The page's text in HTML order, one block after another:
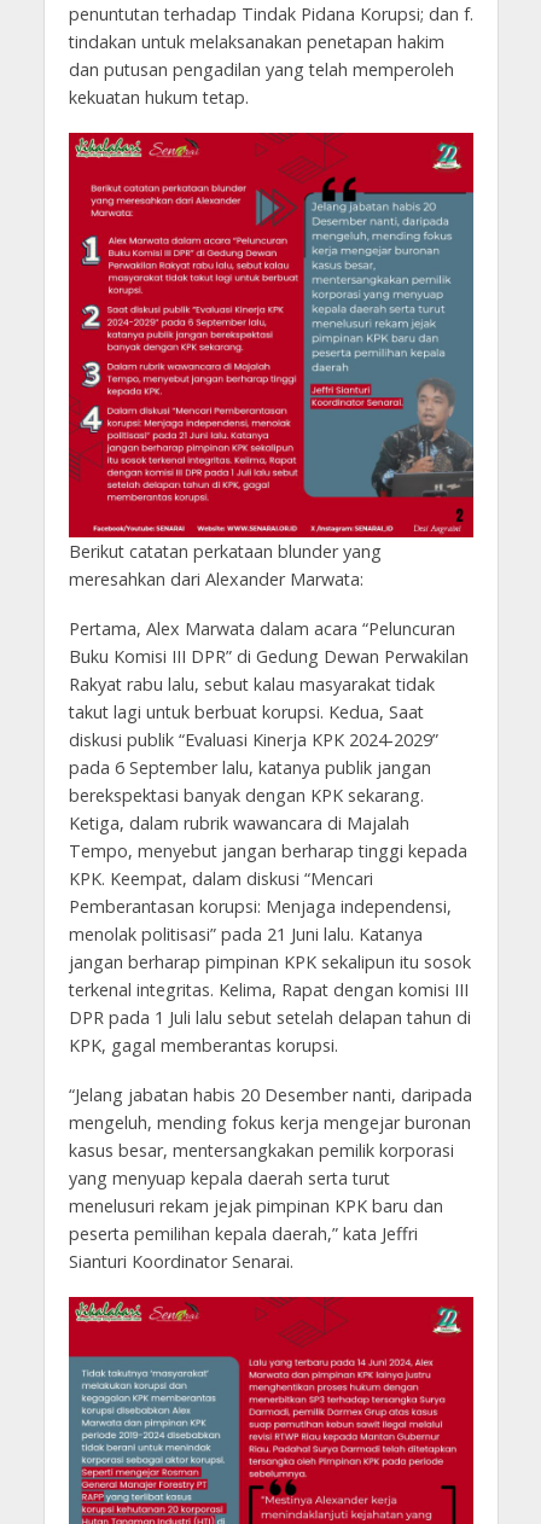
penuntutan terhadap Tindak Pidana Korupsi; dan f.
tindakan untuk melaksanakan penetapan hakim
dan putusan pengadilan yang telah memperoleh
kekuatan hukum tetap.
Berikut catatan perkataan blunder yang
meresahkan dari Alexander Marwata:
Pertama, Alex Marwata dalam acara “Peluncuran
Buku Komisi III DPR” di Gedung Dewan Perwakilan
Rakyat rabu lalu, sebut kalau masyarakat tidak
takut lagi untuk berbuat korupsi. Kedua, Saat
diskusi publik “Evaluasi Kinerja KPK 2024-2029”
pada 6 September lalu, katanya publik jangan
berekspektasi banyak dengan KPK sekarang.
Ketiga, dalam rubrik wawancara di Majalah
Tempo, menyebut jangan berharap tinggi kepada
KPK. Keempat, dalam diskusi “Mencari
Pemberantasan korupsi: Menjaga independensi,
menolak politisasi” pada 21 Juni lalu. Katanya
jangan berharap pimpinan KPK sekalipun itu sosok
terkenal integritas. Kelima, Rapat dengan komisi III
DPR pada 1 Juli lalu sebut setelah delapan tahun di
KPK, gagal memberantas korupsi.
“Jelang jabatan habis 20 Desember nanti, daripada
mengeluh, mending fokus kerja mengejar buronan
kasus besar, mentersangkakan pemilik korporasi
yang menyuap kepala daerah serta turut
menelusuri rekam jejak pimpinan KPK baru dan
peserta pemilihan kepala daerah,” kata Jeffri
Sianturi Koordinator Senarai.